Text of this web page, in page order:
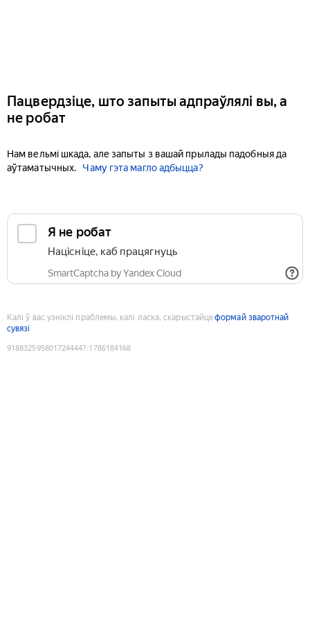
Пацвердзіце, што запыты адпраўлялі вы, а
не робат
Нам вельмі шкада, але запыты з вашай прылады падобныя да
аўтаматычных.
Чаму гэта магло адбыцца?
Я не робат
Націсніце, каб працягнуць
SmartCaptcha by Yandex Cloud
Калі ў вас узніклі праблемы, калі ласка, скарыстайцеформай зваротнай
сувязі
9188325958017244447:1786184168